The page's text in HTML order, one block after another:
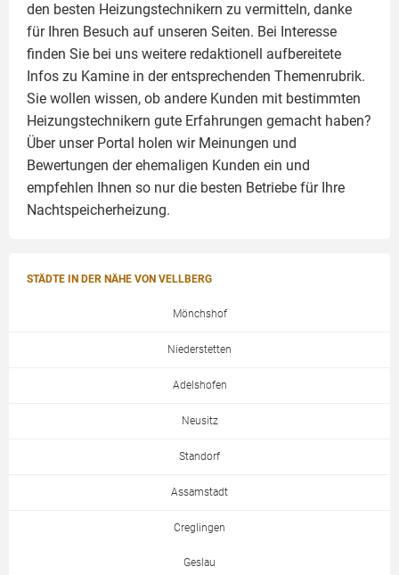
den besten Heizungstechnikern zu vermitteln, danke
für Ihren Besuch auf unseren Seiten. Bei Interesse
finden Sie bei uns weitere redaktionell aufbereitete
Infos zu Kamine in der entsprechenden Themenrubrik.
Sie wollen wissen, ob andere Kunden mit bestimmten
Heizungstechnikern gute Erfahrungen gemacht haben?
Über unser Portal holen wir Meinungen und
Bewertungen der ehemaligen Kunden ein und
empfehlen Ihnen so nur die besten Betriebe für Ihre
Nachtspeicherheizung.
STÄDTE IN DER NÄHE VON VELLBERG
Mönchshof
Niederstetten
Adelshofen
Neusitz
Standorf
Assamstadt
Creglingen
Geslau